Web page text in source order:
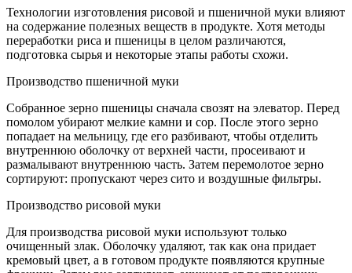
Технологии изготовления рисовой и пшеничной муки влияют
на содержание полезных веществ в продукте. Хотя методы
переработки риса и пшеницы в целом различаются,
подготовка сырья и некоторые этапы работы схожи.
Производство пшеничной муки
Собранное зерно пшеницы сначала свозят на элеватор. Перед
помолом убирают мелкие камни и сор. После этого зерно
попадает на мельницу, где его разбивают, чтобы отделить
внутреннюю оболочку от верхней части, просеивают и
размалывают внутреннюю часть. Затем перемолотое зерно
сортируют: пропускают через сито и воздушные фильтры.
Производство рисовой муки
Для производства рисовой муки используют только
очищенный злак. Оболочку удаляют, так как она придает
кремовый цвет, а в готовом продукте появляются крупные